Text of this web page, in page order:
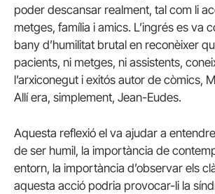
poder descansar realment, tal com li
metges, família i amics. L’ingrés es va
bany d’humilitat brutal en reconèixer
pacients, ni metges, ni assistents,
l’arxiconegut i exitós autor de còmics,
Allí era, simplement, Jean-Eudes.
Aquesta reflexió el va ajudar a
de ser humil, la importància de
entorn, la importància d’observar els
aquesta acció podria provocar-li la